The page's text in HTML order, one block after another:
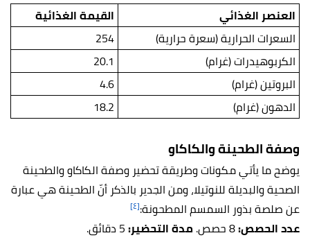
العنصر الغذائي
القيمة الغذائية
السعرات الحرارية (سعرة حرارية)
254
الكربوهيدرات (غرام)
20.1
البروتين (غرام)
4.6
الدهون (غرام)
18.2
وصفة الطحينة والكاكاو
يوضح ما يأتي مكونات وطريقة تحضير وصفة الكاكاو والطحينة
الصحية والبديلة للنوتيلا، ومن الجدير بالذكر أنّ الطحينة هي عبارة
عن صلصة بذور السمسم المطحونة:[٤]
عدد الحصص: مدة التحضير: